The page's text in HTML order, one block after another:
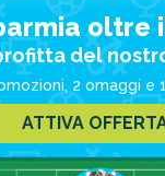
della
oltre
del
2 omaggi e
ATTIVA